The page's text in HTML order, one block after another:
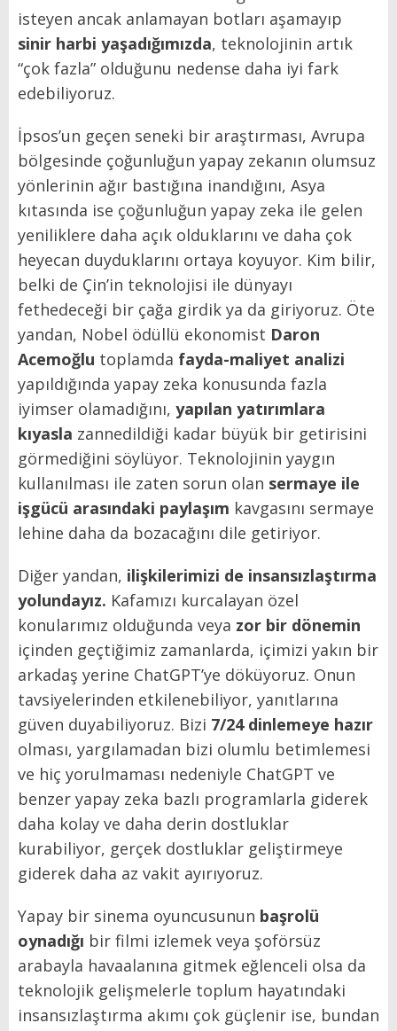
isteyen ancak anlamayan botları aşamayıp
sinir harbi yaşadığımızda, teknolojinin artık
“çok fazla” olduğunu nedense daha iyi fark
edebiliyoruz.
İpsos’un geçen seneki bir araştırması, Avrupa
bölgesinde çoğunluğun yapay zekanın olumsuz
yönlerinin ağır bastığına inandığını, Asya
kıtasında ise çoğunluğun yapay zeka ile gelen
yeniliklere daha açık olduklarını ve daha çok
heyecan duyduklarını ortaya koyuyor. Kim bilir,
belki de Çin’in teknolojisi ile dünyayı
fethedeceği bir çağa girdik ya da giriyoruz. Öte
yandan, Nobel ödüllü ekonomist Daron
Acemoğlu toplamda fayda-maliyet analizi
yapıldığında yapay zeka konusunda fazla
iyimser olamadığını, yapılan yatırımlara
kıyasla zannedildiği kadar büyük bir getirisini
görmediğini söylüyor. Teknolojinin yaygın
kullanılması ile zaten sorun olan sermaye ile
işgücü arasındaki paylaşım kavgasını sermaye
lehine daha da bozacağını dile getiriyor.
Diğer yandan, ilişkilerimizi de insansızlaştırma
yolundayız. Kafamızı kurcalayan özel
konularımız olduğunda veya zor bir dönemin
içinden geçtiğimiz zamanlarda, içimizi yakın bir
arkadaş yerine ChatGPT’ye döküyoruz. Onun
tavsiyelerinden etkilenebiliyor, yanıtlarına
güven duyabiliyoruz. Bizi 7/24 dinlemeye hazır
olması, yargılamadan bizi olumlu betimlemesi
ve hiç yorulmaması nedeniyle ChatGPT ve
benzer yapay zeka bazlı programlarla giderek
daha kolay ve daha derin dostluklar
kurabiliyor, gerçek dostluklar geliştirmeye
giderek daha az vakit ayırıyoruz.
Yapay bir sinema oyuncusunun başrolü
oynadığı bir filmi izlemek veya şoförsüz
arabayla havaalanına gitmek eğlenceli olsa da
teknolojik gelişmelerle toplum hayatındaki
insansızlaştırma akımı çok güçlenir ise, bundan